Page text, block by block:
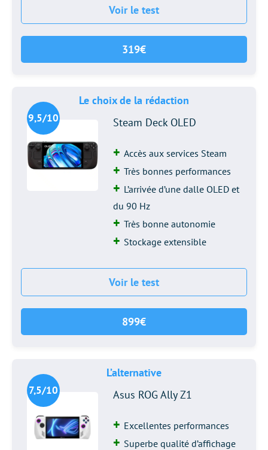
Voir le test
319€
Le choix de la rédaction
9,5/10 Steam Deck OLED
Accès aux services Steam
Très bonnes performances
L’arrivée d’une dalle OLED et
du 90 Hz
Très bonne autonomie
Stockage extensible
Voir le test
899€
L’alternative
7,5/10 Asus ROG Ally Z1
Excellentes performances
Superbe qualité d’affichage